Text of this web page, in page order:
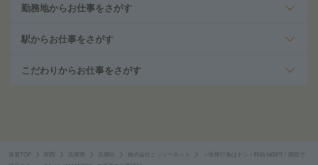
勤務地からお仕事をさがす
駅からお仕事をさがす
こだわりからお仕事をさがす
派遣TOP 関西 兵庫県 兵庫区 株式会社ニッソーネット
＜医療行為はナシ＞時給1400円！病院で